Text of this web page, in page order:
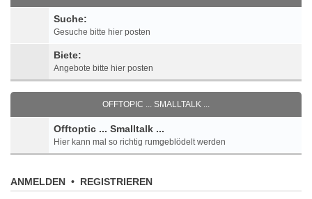
Suche:
Gesuche bitte hier posten
Biete:
Angebote bitte hier posten
OFFTOPIC ... SMALLTALK ...
Offtoptic ... Smalltalk ...
Hier kann mal so richtig rumgeblödelt werden
ANMELDEN • REGISTRIEREN